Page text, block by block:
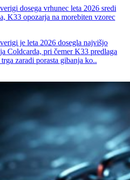
dosega vrhunec leta 2026 sredi
K33 opozarja na morebiten vzorec
je leta 2026 dosegla najvišjo
Coldcarda, pri čemer K33 predlaga
zaradi porasta gibanja ko..